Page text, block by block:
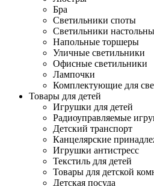
Бра
Светильники споты
Светильники
Напольные торшеры
Уличные светильники
Офисные светильники
Лампочки
Комплектующие для
Товары для детей
Игрушки для детей
Радиоуправляемые
Детский транспорт
Канцелярские
Игрушки антистресс
Текстиль для детей
Товары для детской
Детская посуда